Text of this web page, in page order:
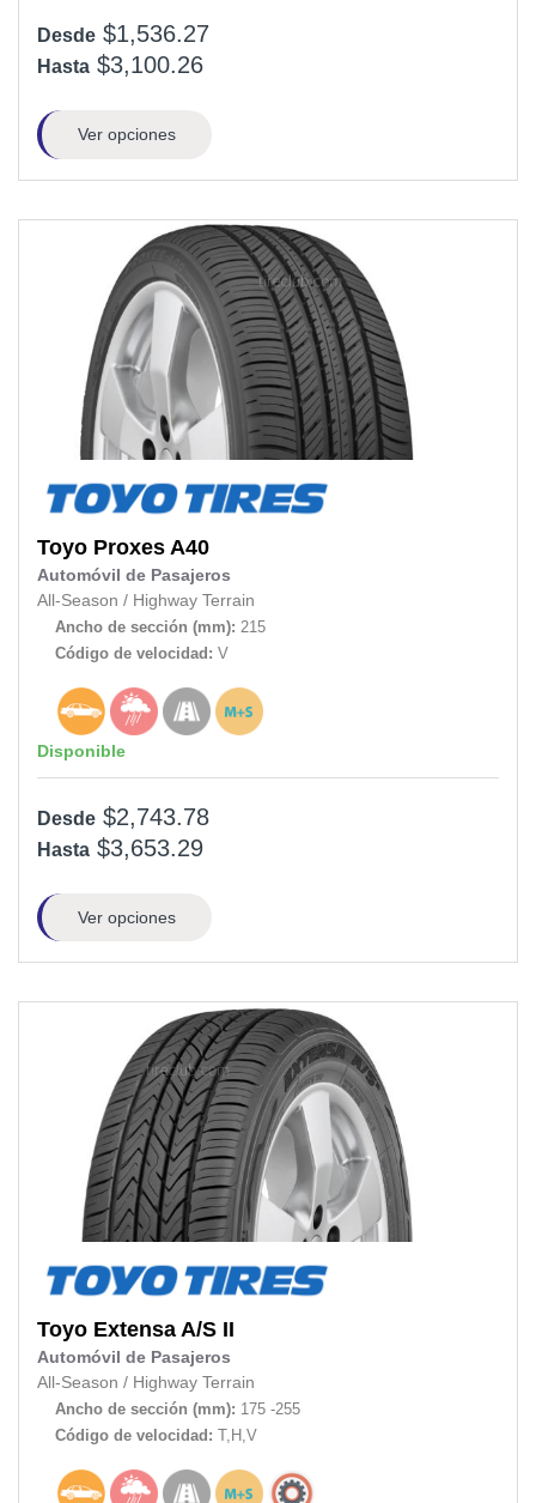
Desde $1,536.27
Hasta $3,100.26
Ver opciones
Toyo Proxes A40
Automóvil de Pasajeros
All-Season / Highway Terrain
Ancho de sección (mm): 215
Código de velocidad: V
Disponible
Desde $2,743.78
Hasta $3,653.29
Ver opciones
Toyo Extensa A/S II
Automóvil de Pasajeros
All-Season / Highway Terrain
Ancho de sección (mm): 175 -255
Código de velocidad: T,H,V